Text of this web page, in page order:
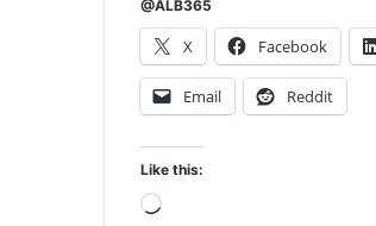
@ALB365
X Facebook
Email Reddit
Like this:
Loading…